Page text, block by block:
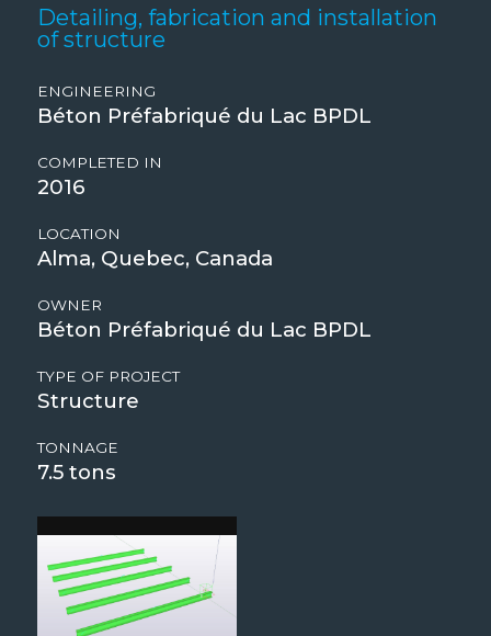
Detailing, fabrication and installation
of structure
ENGINEERING
Béton Préfabriqué du Lac BPDL
COMPLETED IN
2016
LOCATION
Alma, Quebec, Canada
OWNER
Béton Préfabriqué du Lac BPDL
TYPE OF PROJECT
Structure
TONNAGE
7.5